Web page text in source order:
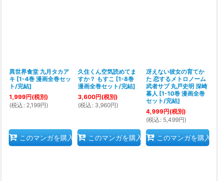
異世界食堂 九月タカア
キ [1-4巻 漫画全巻セッ
ト/完結]
1,999円(税別)
(税込 : 2,199円)
このマンガを購入
久住くん空気読めてま
すか？ もすこ [1-8巻
漫画全巻セット/完結]
3,600円(税別)
(税込 : 3,960円)
このマンガを購入
冴えない彼女の育てか
た 恋するメトロノーム
武者サブ 丸戸史明 深崎
暮人 [1-10巻 漫画全巻
セット/完結]
4,999円(税別)
(税込 : 5,499円)
このマンガを購入